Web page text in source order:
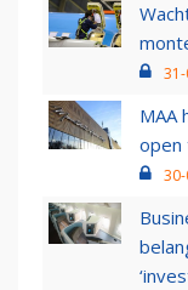
MAA
open